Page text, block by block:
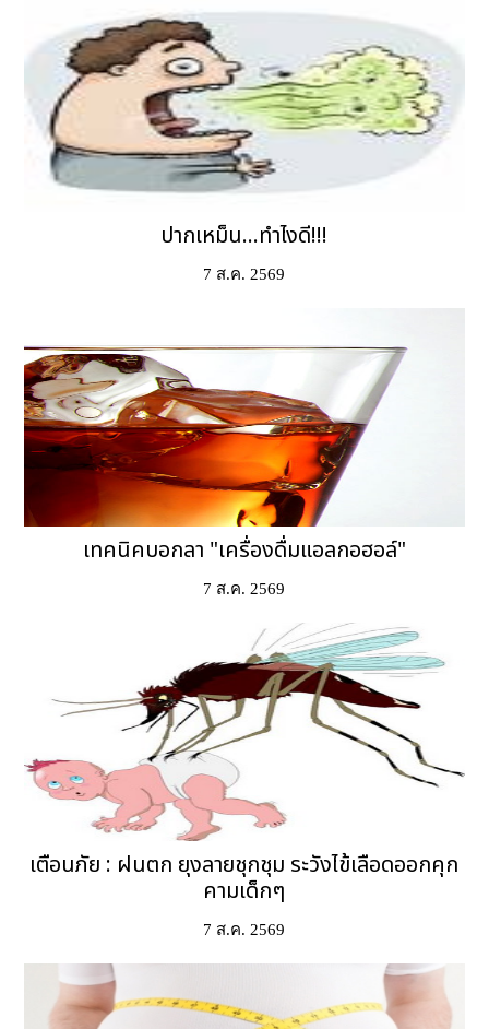
ปากเหม็น...ทำไงดี!!!
7 ส.ค. 2569
เทคนิคบอกลา "เครื่องดื่มแอลกอฮอล์"
7 ส.ค. 2569
เตือนภัย : ฝนตก ยุงลายชุกชุม ระวังไข้เลือดออกคุก
คามเด็กๆ
7 ส.ค. 2569